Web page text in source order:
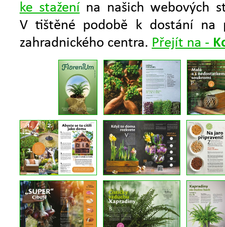
ke stažení na našich webových
V tištěné podobě k dostání na
zahradnického centra. Přejít na -